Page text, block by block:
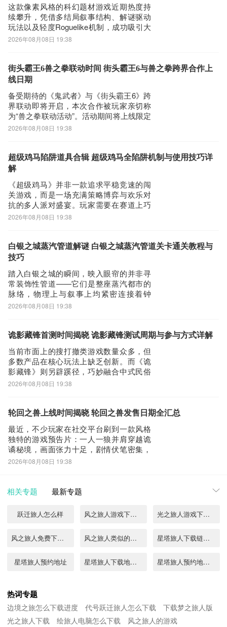
这款像素风格的科幻题材游戏近期热度持
续攀升，凭借多结局叙事结构、解谜驱动
玩法以及轻度Roguelike机制，成功吸引大
量玩家关注。不少用户在搜索
2026年7月29日全球同步上线。《biubiu加
速器》最新下载地址》》
2026年08月08日 19:38
街头霸王6兽之拳联动时间 街头霸王6与兽之拳跨界合作上
线日期
备受期待的《鬼武者》与《街头霸王6》跨
界联动即将开启，本次合作被玩家亲切称
为“兽之拳联动活动”。活动期间将上线限定
皮肤、专属场景及免费道具，吸引大量格
合性能排名第一的biubiu加速器！《biubiu
加速器》最新下载地址》》》》
2026年08月08日 19:38
超级鸡马陷阱道具合辑 超级鸡马全陷阱机制与使用技巧详
解
《超级鸡马》并非一款追求平稳竞速的闯
关游戏，而是一场充满策略博弈与欢乐对
抗的多人派对盛宴。玩家需要在赛道上巧
妙布置各类陷阱道具，通过预判对手行
升温。以下将围绕游戏中几类核心道具展
开解析，帮助玩家深入理解其机制与实战
价值。火箭
2026年08月08日 19:38
白银之城蒸汽管道解谜 白银之城蒸汽管道关卡通关教程与
技巧
踏入白银之城的瞬间，映入眼帘的并非寻
常装饰性管道——它们是整座蒸汽都市的
脉络，物理上与叙事上均紧密连接着钟
楼、码头及废弃工坊三大关键场景。其
键物证。以下将系统梳理该解谜流程与操
起点为钟楼，沿
2026年08月08日 19:38
诡影藏锋首测时间揭晓 诡影藏锋测试周期与参与方式详解
当前市面上的搜打撤类游戏数量众多，但
多数产品在核心玩法上缺乏创新。而《诡
影藏锋》则另辟蹊径，巧妙融合中式民俗
元素与冷兵器战斗体系，成为该细分品类
不清晰——本次首测具体何时开启？答案
的联机体验，
2026年08月08日 19:38
轮回之兽上线时间揭晓 轮回之兽发售日期全汇总
最近，不少玩家在社交平台刷到一款风格
独特的游戏预告片：一人一狼并肩穿越诡
谲秘境，画面张力十足，剧情伏笔密集，
迅速引发大量期待。这款名为《轮回之
“双核心战斗”设计，融合实时动作操作与策
深度
2026年08月08日 19:38
相关专题 最新专题
跃迁旅人怎么样 风之旅人游戏下载手机版2022 光之旅人游戏下载官网2022
风之旅人免费下载2022 风之旅人类似的游戏有哪些 星塔旅人下载链接分享
星塔旅人预约地址 星塔旅人下载地址分享 星塔旅人预约地址推荐
星之旅人下载地址链接 星之旅人下载安装教程 星塔旅人测试服下载说明
热词专题
边境之旅怎么下载进度 代号跃迁旅人怎么下载
下载梦之旅人版
光之旅人下载
绘旅人电脑怎么下载 风之旅人的游戏